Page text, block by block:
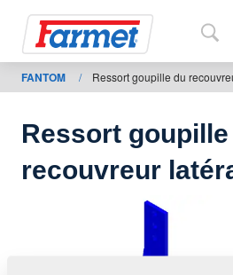
Retour
au site
Boutique
en ligne
FANTOM / Ressort goupille du
Ressort
recouvreur